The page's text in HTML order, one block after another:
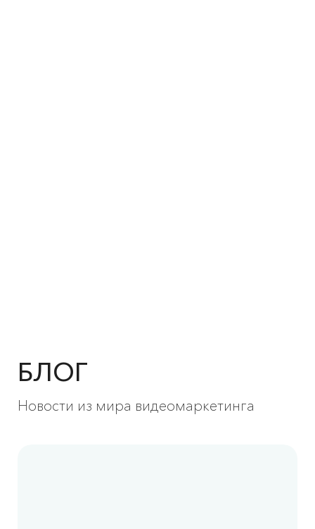
БЛОГ
Новости из мира видеомаркетинга